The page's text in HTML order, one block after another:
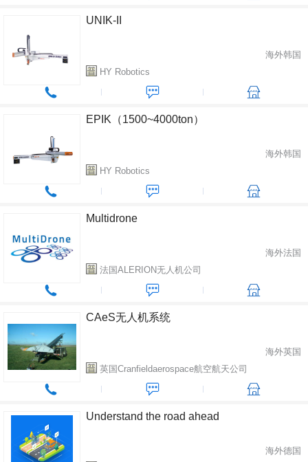
UNIK-II
海外韩国
HY Robotics
EPIK（1500~4000ton）
海外韩国
HY Robotics
Multidrone
海外法国
法国ALERION无人机公司
CAeS无人机系统
海外英国
英国Cranfieldaerospace航空航天公司
Understand the road ahead
海外德国